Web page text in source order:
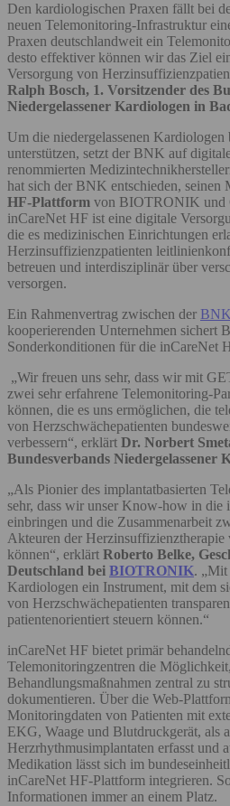
Den kardiologischen Praxen fällt bei
neuen Telemonitoring-Infrastruktur
Praxen deutschlandweit ein
desto effektiver können wir das Ziel
Versorgung von
Ralph Bosch, 1. Vorsitzender des
Niedergelassener Kardiologen in
Um die niedergelassenen Kardiologen
unterstützen, setzt der BNK auf
renommierten
hat sich der BNK entschieden, seinen
HF-Plattform von BIOTRONIK und
inCareNet HF ist eine digitale
die es medizinischen Einrichtungen
Herzinsuffizienzpatienten
betreuen und interdisziplinär über
versorgen.
Ein Rahmenvertrag zwischen der
kooperierenden Unternehmen sichert
Sonderkonditionen für die inCareNet
„Wir freuen uns sehr, dass wir mit
zwei sehr erfahrene Telemonitoring-
können, die es uns ermöglichen, die
von Herzschwächepatienten
verbessern“, erklärt Dr. Norbert
Bundesverbands Niedergelassener
„Als Pionier des implantatbasierten
sehr, dass wir unser Know-how in die
einbringen und die Zusammenarbeit
Akteuren der Herzinsuffizienztherapie
können“, erklärt Roberto Belke,
Deutschland bei BIOTRONIK.
Kardiologen ein Instrument, mit dem
von Herzschwächepatienten
patientenorientiert steuern können.“
inCareNet HF bietet primär
Telemonitoringzentren die
Behandlungsmaßnahmen zentral zu
dokumentieren. Über die Web-
Monitoringdaten von Patienten mit
EKG, Waage und Blutdruckgerät, als
Herzrhythmusimplantaten erfasst und
Medikation lässt sich im
inCareNet HF-Plattform integrieren.
Informationen immer an einem Platz.